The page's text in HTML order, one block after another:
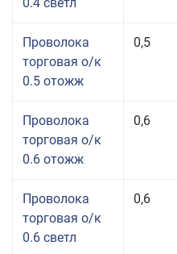
Проволока
торговая о/к
0.5 отожж
0,5
Проволока
торговая о/к
0.6 отожж
0,6
Проволока
торговая о/к
0.6 светл
0,6